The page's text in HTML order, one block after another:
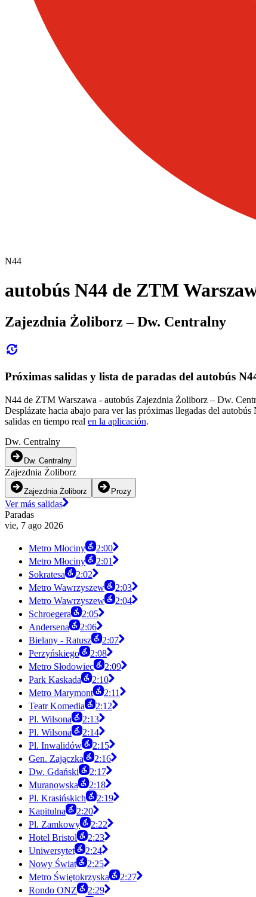
N44
autobús N44 de ZTM
Zajezdnia Żoliborz – Dw. Centralny
Próximas salidas y lista de paradas del autobús
N44 de ZTM Warszawa - autobús Zajezdnia Żoliborz – Dw.
Desplázate hacia abajo para ver las próximas llegadas del
salidas en tiempo real en la aplicación.
Dw. Centralny
Dw. Centralny
Zajezdnia Żoliborz
Zajezdnia Żoliborz Prozy
Ver más salidas
Paradas
vie, 7 ago 2026
Metro Młociny
2:00
Metro Młociny
2:01
Sokratesa
2:02
Metro Wawrzyszew
2:03
Metro Wawrzyszew
2:04
Schroegera
2:05
Andersena
2:06
Bielany - Ratusz
2:07
Perzyńskiego
2:08
Metro Słodowiec
2:09
Park Kaskada
2:10
Metro Marymont
2:11
Teatr Komedia
2:12
Pl. Wilsona
2:13
Pl. Wilsona
2:14
Pl. Inwalidów
2:15
Gen. Zajączka
2:16
Dw. Gdański
2:17
Muranowska
2:18
Pl. Krasińskich
2:19
Kapitulna
2:20
Pl. Zamkowy
2:22
Hotel Bristol
2:23
Uniwersytet
2:24
Nowy Świat
2:25
Metro Świętokrzyska
2:27
Rondo ONZ
2:29